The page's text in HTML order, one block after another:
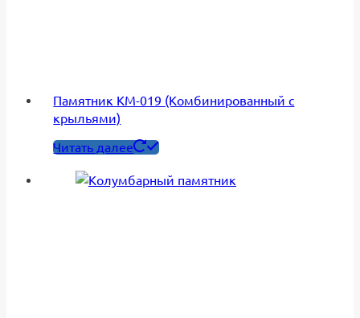
Памятник КМ-019 (Комбинированный с
крыльями)
Читать далее